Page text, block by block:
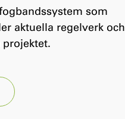
som
aktuella regelverk och